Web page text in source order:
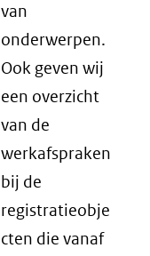
van
onderwerpen.
Ook geven wij
een overzicht
van de
werkafspraken
bij de
registratieobje
cten die vanaf